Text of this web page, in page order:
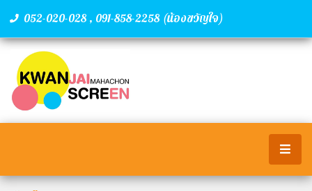
052-020-028 , 091-858-2258 (น้องขวัญใจ)